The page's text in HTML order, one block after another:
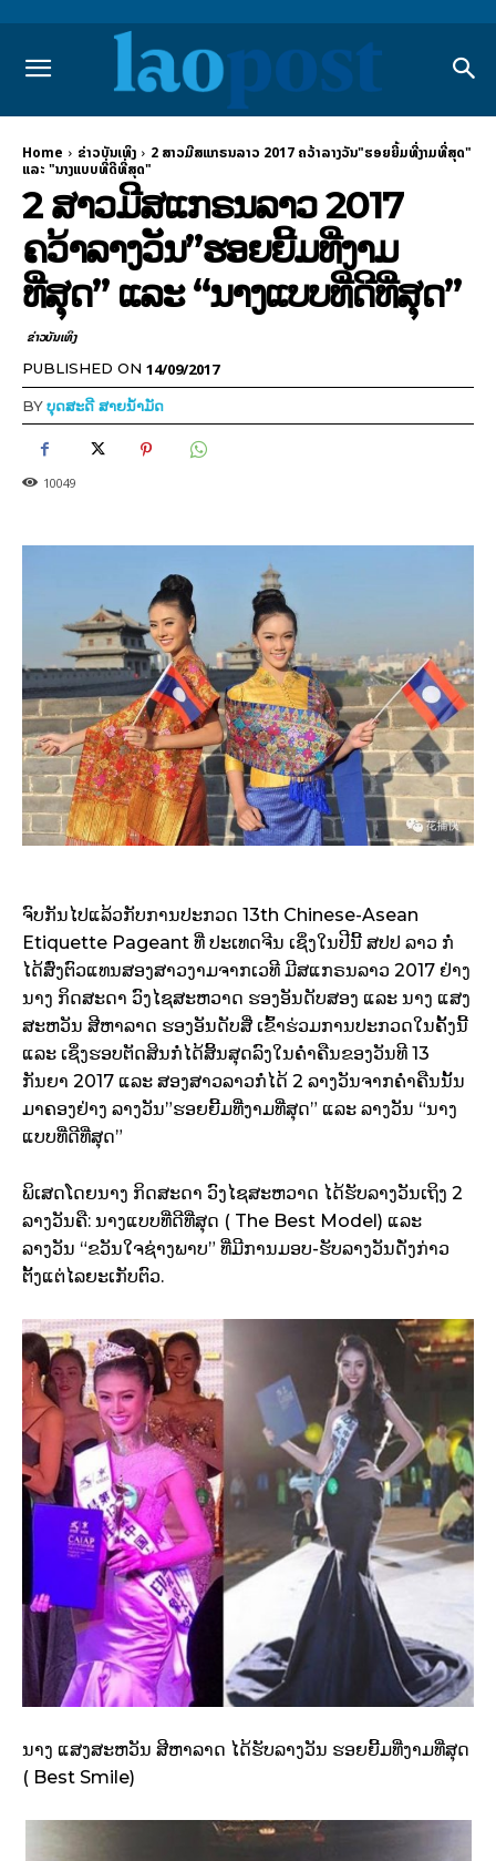
Home ​ຂ່າວບັນເທິງ
2 ສາວມີສແກຣນລາວ 2017 ຄວ້າລາງວັນ"ຮອຍຍີ້ມທີ່ງາມທີ່ສຸດ"
ແລະ "ນາງແບບທີ່ດີທີ່ສຸດ"
2 ສາວມີສແກຣນລາວ 2017
ຄວ້າລາງວັນ”ຮອຍຍີ້ມທີ່ງາມ
ທີ່ສຸດ” ແລະ “ນາງແບບທີ່ດີທີ່ສຸດ”
​ຂ່າວບັນເທິງ
PUBLISHED ON 14/09/2017
BYບຸດສະດີ ສາຍນ້ຳມັດ
10049
ຈົບກັນໄປແລ້ວກັບການປະກວດ 13th Chinese-Asean
Etiquette Pageant ທີ່ ປະເທດຈີນ ເຊິ່ງໃນປີນີ້ ສປປ ລາວ ກໍ່
ໄດ້ສົ່ງຕົວແທນສອງສາວງາມຈາກເວທີ ມີສແກຣນລາວ 2017 ຢ່າງ
ນາງ ກິດສະດາ ວົງໄຊສະຫວາດ ຮອງອັນດັບສອງ ແລະ ນາງ ແສງ
ສະຫວັນ ສີຫາລາດ ຮອງອັນດັບສີ່ ເຂົ້າຮ່ວມການປະກວດໃນຄັ້ງນີ້
ແລະ ເຊິ່ງຮອບຕັດສິນກໍ່ໄດ້ສິ້ນສຸດລົງໃນຄ່ຳຄືນຂອງວັນທີ 13
ກັນຍາ 2017 ແລະ ສອງສາວລາວກໍ່ໄດ້ 2 ລາງວັນຈາກຄ່ຳຄືນນັ້ນ
ມາຄອງຢ່າງ ລາງວັນ”ຮອຍຍີ້ມທີ່ງາມທີ່ສຸດ” ແລະ ລາງວັນ “ນາງ
ແບບທີ່ດີທີ່ສຸດ”
ພິເສດໂດຍນາງ ກິດສະດາ ວົງໄຊສະຫວາດ ໄດ້ຮັບລາງວັນເຖິງ 2
ລາງວັນຄື: ນາງແບບທີ່ດີທີ່ສຸດ ( The Best Model) ແລະ
ລາງວັນ “ຂວັນໃຈຊ່າງພາບ” ທີ່ມີການມອບ-ຮັບລາງວັນດັ່ງກ່າວ
ຕັ້ງແຕ່ໄລຍະເກັບຕົວ.
ນາງ ແສງສະຫວັນ ສີຫາລາດ ໄດ້ຮັບລາງວັນ ຮອຍຍີ້ມທີ່ງາມທີ່ສຸດ
( Best Smile)